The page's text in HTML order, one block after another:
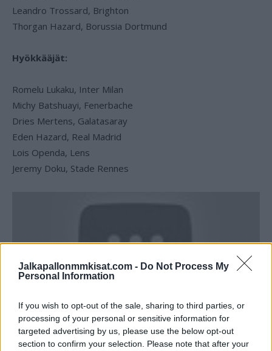
Jalkapallonmmkisat.com - Do Not Process My
Personal Information
If you wish to opt-out of the sale, sharing to third parties, or
processing of your personal or sensitive information for
targeted advertising by us, please use the below opt-out
section to confirm your selection. Please note that after your
Leandro Trossard, Brighton
Thorgan Hazard, Borussia Dortmund
Hyökkääjät:
Romelu Lukaku, Inter Milan
Michy Batshuayi, Fenerbache
Dries Mertens, Galatasaray
Eden Hazard, Real Madrid
Lois Openda, Lens
Jeremy Doku, Stade Rennes